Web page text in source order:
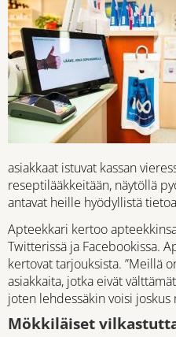
asiakkaat istuvat kassan
reseptilääkkeitään, näytöllä
antavat heille hyödyllistä
Apteekkari kertoo
Twitterissä ja Facebookissa.
kertovat tarjouksista. ”Meillä
asiakkaita, jotka eivät
joten lehdessäkin voisi
Mökkiläiset